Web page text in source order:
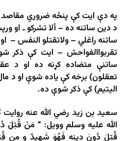
په دې ایت کې پنځه ضروري
د دین ساتنه ده – ألا تشرکو ـ او
ساتنه راغلي – ولاتقتلو النفس –
تقربواالفواحش – ایت کې ذکر
ساتنې متضاده کړنه ده او د
تعقلون) برخه کې یاده شوې او د مال
الیتیم) کې ذکر شوې ده.
سعید بن زید رضي الله عنه
الله علیه وسلم وویل: ” مَنْ قُتِلَ
قُتِلَ دُونَ دِينِهِ فَهُوَ شَهِيدٌ و من